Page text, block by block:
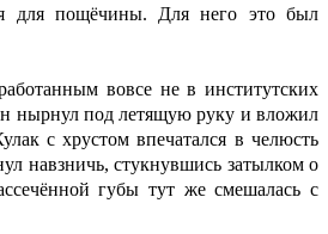
для пощёчины. Для него это был
вовсе не в институтских
нырнул под летящую руку и вложил
с хрустом впечатался в челюсть
навзничь, стукнувшись затылком о
губы тут же смешалась с